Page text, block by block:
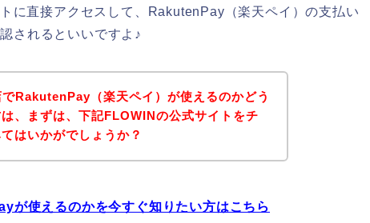
に直接アクセスして、RakutenPay（楽天ペイ）の支払い
されるといいですよ♪
RakutenPay（楽天ペイ）が使えるのかどう
、まずは、下記FLOWINの公式サイトをチ
はいかがでしょうか？
が使えるのかを今すぐ知りたい方はこちら